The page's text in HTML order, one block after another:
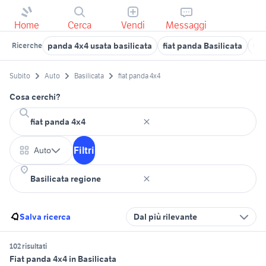
Home Cerca Vendi Messaggi
Ricerche panda 4x4 usata basilicata fiat panda Basilicata
Subito Auto Basilicata fiat panda 4x4
Cosa cerchi?
Auto Filtri
Salva ricerca Dal più rilevante
102 risultati
Fiat panda 4x4 in Basilicata